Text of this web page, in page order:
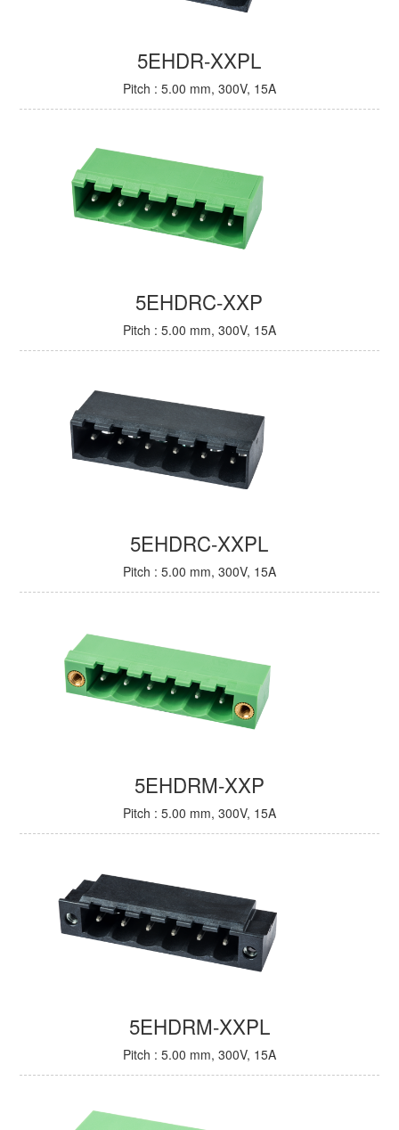
5EHDR-XXPL
Pitch : 5.00 mm, 300V, 15A
5EHDRC-XXP
Pitch : 5.00 mm, 300V, 15A
5EHDRC-XXPL
Pitch : 5.00 mm, 300V, 15A
5EHDRM-XXP
Pitch : 5.00 mm, 300V, 15A
5EHDRM-XXPL
Pitch : 5.00 mm, 300V, 15A